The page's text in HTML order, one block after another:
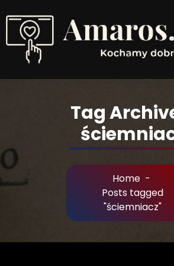
to
Content
Tag
Home -
Posts tagged
"ściemniacz"